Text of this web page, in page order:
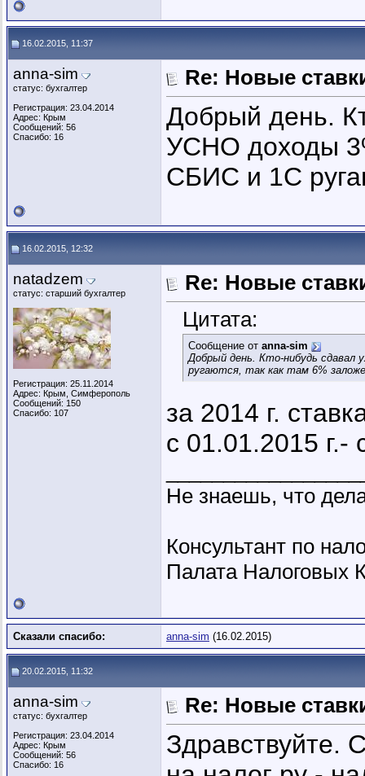
16.02.2015, 11:37
anna-sim
статус: бухгалтер
Регистрация: 23.04.2014
Адрес: Крым
Сообщений: 56
Спасибо: 16
Re: Новые
Добрый день.
УСНО доходы
СБИС и 1С
16.02.2015, 12:32
natadzem
статус: старший бухгалтер
Регистрация: 25.11.2014
Адрес: Крым, Симферополь
Сообщений: 150
Спасибо: 107
Re: Новые
Цитата:
Сообщение от anna-sim
Добрый день. Кто-нибудь сдавал
ругаются, так как там 6%
за 2014 г.
с 01.01.2015 г.-
Не знаешь, что
Консультант по
Палата Налоговых
Сказали спасибо: anna-sim (16.02.2015)
20.02.2015, 11:32
anna-sim
статус: бухгалтер
Регистрация: 23.04.2014
Адрес: Крым
Сообщений: 56
Спасибо: 16
Re: Новые
Здравствуйте.